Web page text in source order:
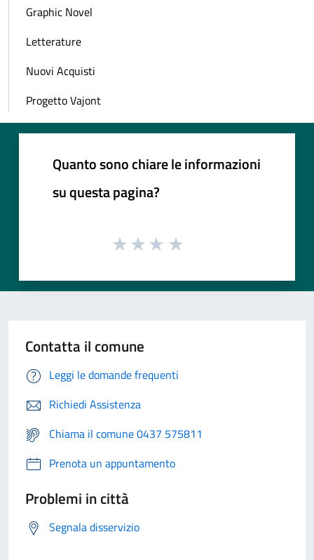
Graphic Novel
Letterature
Nuovi Acquisti
Progetto Vajont
Quanto sono chiare le informazioni
su questa pagina?
Contatta il comune
Leggi le domande frequenti
Richiedi Assistenza
Chiama il comune 0437 575811
Prenota un appuntamento
Problemi in città
Segnala disservizio